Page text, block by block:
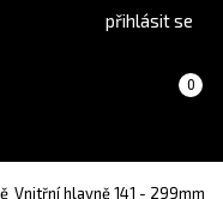
přihlásit se
Košík 0
(prázdný)
Vnitřní hlavně 141 - 299mm